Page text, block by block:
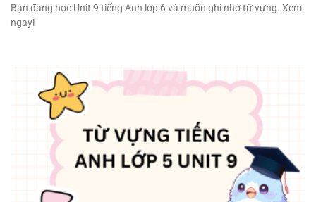
Bạn đang học Unit 9 tiếng Anh lớp 6 và muốn ghi nhớ từ vựng. Xem
ngay!